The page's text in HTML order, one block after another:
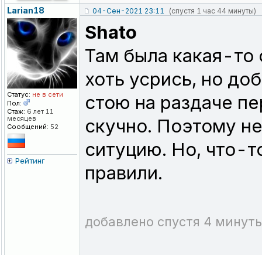
Larian18
Статус: не в сети
Пол:
Стаж: 6 лет 11
месяцев
Сообщений: 52
Рейтинг
04-Сен-2021 23:11 (спустя 1 час 44 минуты)
Shato
Там была какая-то
хоть усрись, но
стою на раздаче
скучно. Поэтому
ситуцию. Но, что-
правили.
добавлено спустя 4